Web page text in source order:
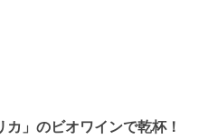
」のビオワインで乾杯！